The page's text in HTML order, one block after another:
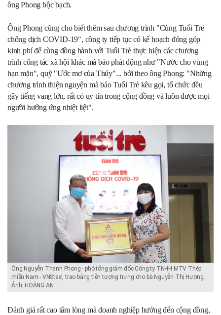
ông Phong bộc bạch.
Ông Phong cũng cho biết thêm sau chương trình "Cùng Tuổi Trẻ
chống dịch COVID-19", công ty tiếp tục có kế hoạch đóng góp
kinh phí để cùng đồng hành với Tuổi Trẻ thực hiện các chương
trình công tác xã hội khác mà báo phát động như "Nước cho vùng
hạn mặn", quỹ "Ước mơ của Thúy"... bởi theo ông Phong: "Những
chương trình thiện nguyện mà báo Tuổi Trẻ kêu gọi, tổ chức đều
gây tiếng vang lớn, rất có uy tín trong cộng đồng và luôn được mọi
người hưởng ứng nhiệt liệt".
Ông Nguyễn Thanh Phong - phó tổng giám đốc Công ty TNHH MTV Thép
miền Nam - VNSteel, trao bảng tiền tượng trưng cho bà Nguyễn Thị Hương.
Ảnh: HOÀNG AN
Đánh giá rất cao tấm lòng mà doanh nghiệp hướng đến cộng đồng,